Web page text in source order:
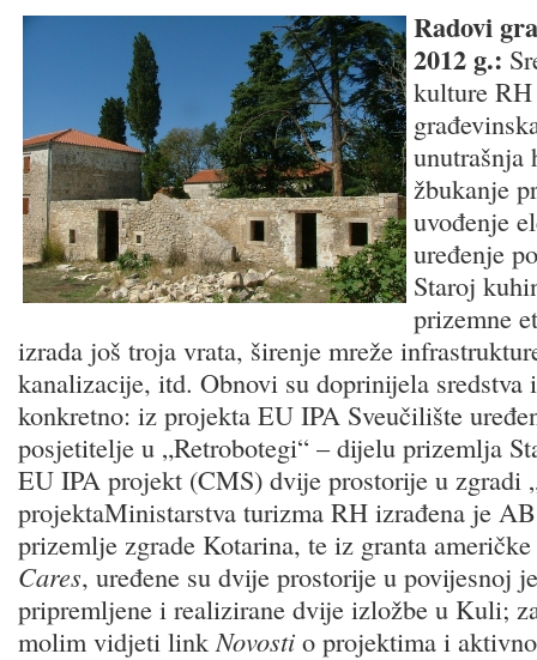
Radovi
2012 g.:
kulture RH
žbukanje
uvođenje
uređenje
Staroj
prizemne
izrada još troja vrata, širenje mreže
kanalizacije, itd. Obnovi su doprinijela sredstva
konkretno: iz projekta EU IPA Sveučilište
posjetitelje u „Retrobotegi“ – dijelu prizemlja
EU IPA projekt (CMS) dvije prostorije u zgradi
projektaMinistarstva turizma RH izrađena je
prizemlje zgrade Kotarina, te iz granta
Cares, uređene su dvije prostorije u povijesnoj
pripremljene i realizirane dvije izložbe u Kuli;
molim vidjeti linkNovosti o projektima i